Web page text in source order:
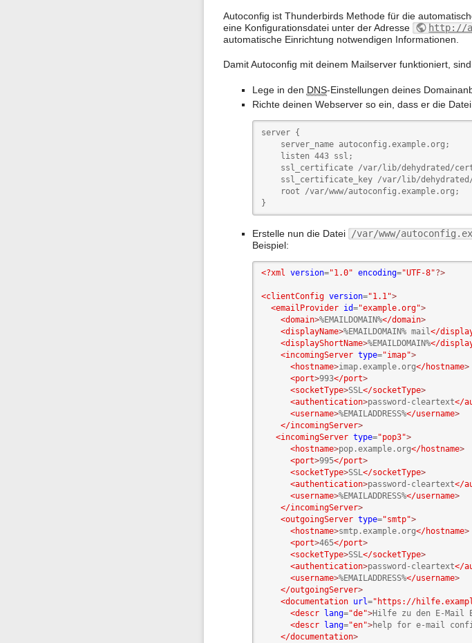
Autoconfig ist Thunderbirds Methode für die
eine Konfigurationsdatei unter der Adresse
http://
automatische Einrichtung notwendigen Informationen.
Damit Autoconfig mit deinem Mailserver funktioniert,
Lege in den DNS-Einstellungen deines
Richte deinen Webserver so ein, dass er die Datei
server {
    server_name autoconfig.example.org;
    listen 443 ssl;
ssl_certificate /var/lib/dehydrated/
ssl_certificate_key /var/lib/
    root /var/www/autoconfig.example.org;
}
Erstelle nun die Datei /var/www/
Beispiel:
<?xml version="1.0" encoding="UTF-8"?>
<clientConfig version="1.1">
<emailProvider id="example.org">
<domain>%EMAILDOMAIN%</domain>
<displayName>%EMAILDOMAIN% mail</
<displayShortName>%EMAILDOMAIN%</
<incomingServer type="imap">
<hostname>imap.example.org</hostname>
<port>993</port>
<socketType>SSL</socketType>
<authentication>password-cleartext</
<username>%EMAILADDRESS%</username>
</incomingServer>
<incomingServer type="pop3">
<hostname>pop.example.org</hostname>
<port>995</port>
<socketType>SSL</socketType>
<authentication>password-cleartext</
<username>%EMAILADDRESS%</username>
</incomingServer>
<outgoingServer type="smtp">
<hostname>smtp.example.org</hostname>
<port>465</port>
<socketType>SSL</socketType>
<authentication>password-cleartext</
<username>%EMAILADDRESS%</username>
</outgoingServer>
<documentation url="https://
<descr
lang="de">Hilfe zu den E-Mail
<descr
lang="en">help for e-mail
</documentation>